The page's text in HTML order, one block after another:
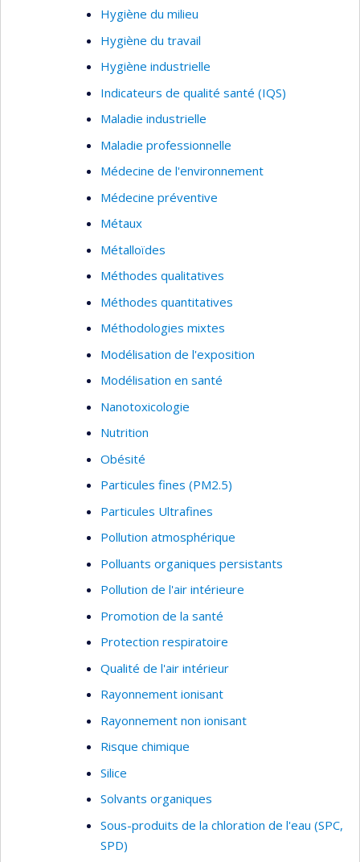
Hygiène du milieu
Hygiène du travail
Hygiène industrielle
Indicateurs de qualité santé (IQS)
Maladie industrielle
Maladie professionnelle
Médecine de l'environnement
Médecine préventive
Métaux
Métalloïdes
Méthodes qualitatives
Méthodes quantitatives
Méthodologies mixtes
Modélisation de l'exposition
Modélisation en santé
Nanotoxicologie
Nutrition
Obésité
Particules fines (PM2.5)
Particules Ultrafines
Pollution atmosphérique
Polluants organiques persistants
Pollution de l'air intérieure
Promotion de la santé
Protection respiratoire
Qualité de l'air intérieur
Rayonnement ionisant
Rayonnement non ionisant
Risque chimique
Silice
Solvants organiques
Sous-produits de la chloration de l'eau (SPC,
SPD)